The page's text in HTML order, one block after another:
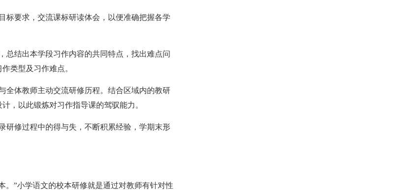
标要求，交流课标研读体会，以便准确把握各学
总结出本学段习作内容的共同特点，找出难点问
类型及习作难点。
全体教师主动交流研修历程。结合区域内的教研
，以此锻炼对习作指导课的驾驭能力。
研修过程中的得与失，不断积累经验，学期末形
。”小学语文的校本研修就是通过对教师有针对性